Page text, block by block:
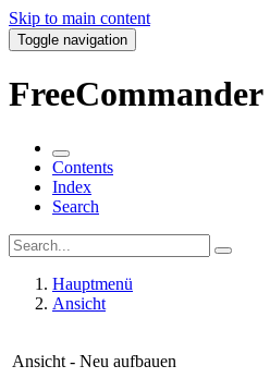
Skip to main content
Toggle navigation
FreeCommander
Contents
Index
Search
Hauptmenü
Ansicht
Ansicht - Neu aufbauen